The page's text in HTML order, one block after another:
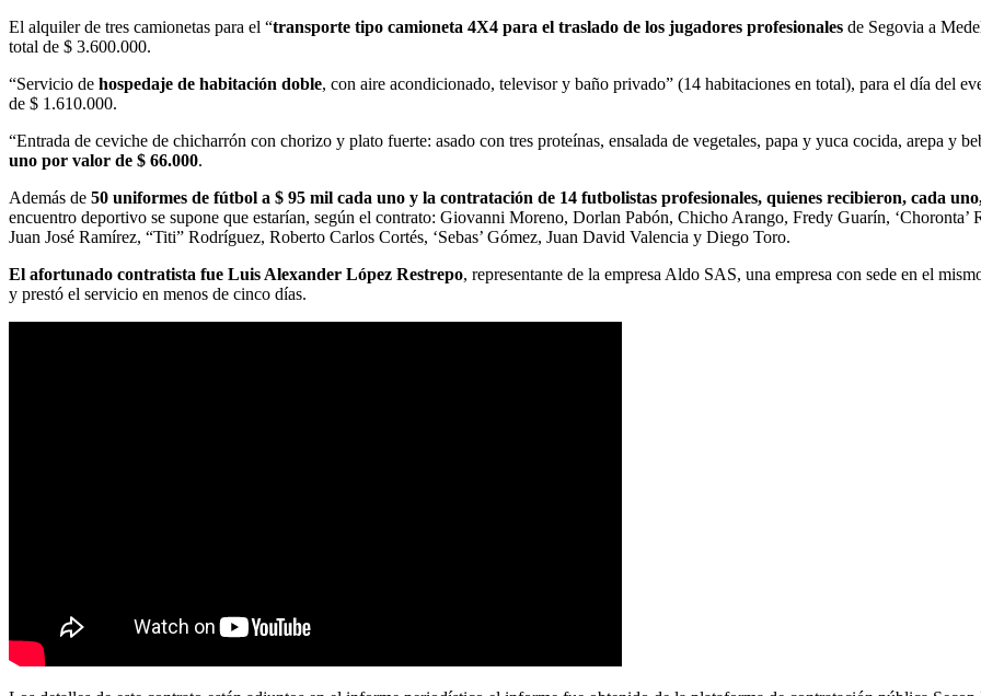
El alquiler de tres camionetas para el “transporte tipo camioneta 4X4 para el traslado de los jugadores profesionales de Segovia a
total de $ 3.600.000.
“Servicio de hospedaje de habitación doble, con aire acondicionado, televisor y baño privado” (14 habitaciones en total), para el día del
de $ 1.610.000.
“Entrada de ceviche de chicharrón con chorizo y plato fuerte: asado con tres proteínas, ensalada de vegetales, papa y yuca cocida, arepa у
uno por valor de $ 66.000.
Además de 50 uniformes de fútbol a $ 95 mil cada uno y la contratación de 14 futbolistas profesionales, quienes recibieron, cada
encuentro deportivo se supone que estarían, según el contrato: Giovanni Moreno, Dorlan Pabón, Chicho Arango, Fredy Guarín, ‘Choronta’
Juan José Ramírez, “Titi” Rodríguez, Roberto Carlos Cortés, ‘Sebas’ Gómez, Juan David Valencia y Diego Toro.
El afortunado contratista fue Luis Alexander López Restrepo, representante de la empresa Aldo SAS, una empresa con sede en el
y prestó el servicio en menos de cinco días.